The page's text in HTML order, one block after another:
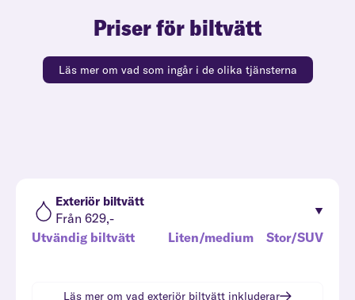
Priser för biltvätt
Läs mer om vad som ingår i de olika tjänsterna
Exteriör biltvätt
Från 629,-
Utvändig biltvätt
Liten/medium Stor/SUV
Läs mer om vad exteriör biltvätt inkluderar